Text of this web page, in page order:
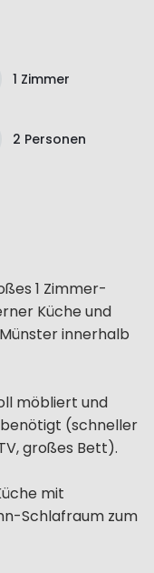
1 Zimmer
2 Personen
1 Zimmer-
Küche und
innerhalb
möbliert und
(schneller
großes Bett).
mit
Schlafraum zum